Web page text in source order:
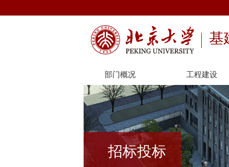
基
部门概况 工程建设
招标投标